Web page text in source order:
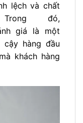
lệch và chất
đó,
giá là một
hàng đầu
khách hàng